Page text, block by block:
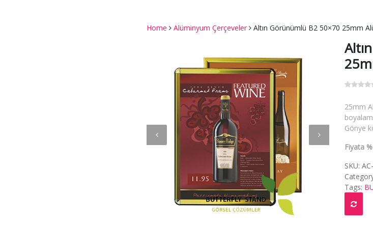
Home Alüminyum Çerçeveler Altın Görünümlü B2 50×70 25mm
25mm
Gönye
Fiyata
SKU:
Tags: